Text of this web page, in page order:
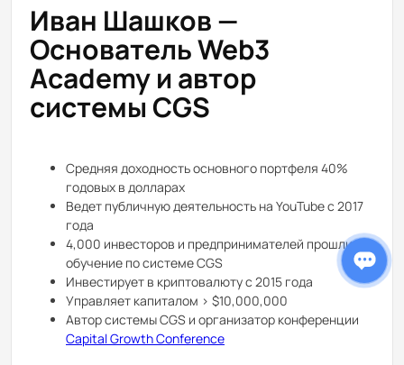
Иван Шашков —
Основатель Web3
Academy и автор
системы CGS
Средняя доходность основного портфеля 40%
годовых в долларах
Ведет публичную деятельность на YouTube с 2017
года
4,000 инвесторов и предпринимателей прошли
обучение по системе CGS
Инвестирует в криптовалюту с 2015 года
Управляет капиталом > $10,000,000
Автор системы CGS и организатор конференции
Capital Growth Conference